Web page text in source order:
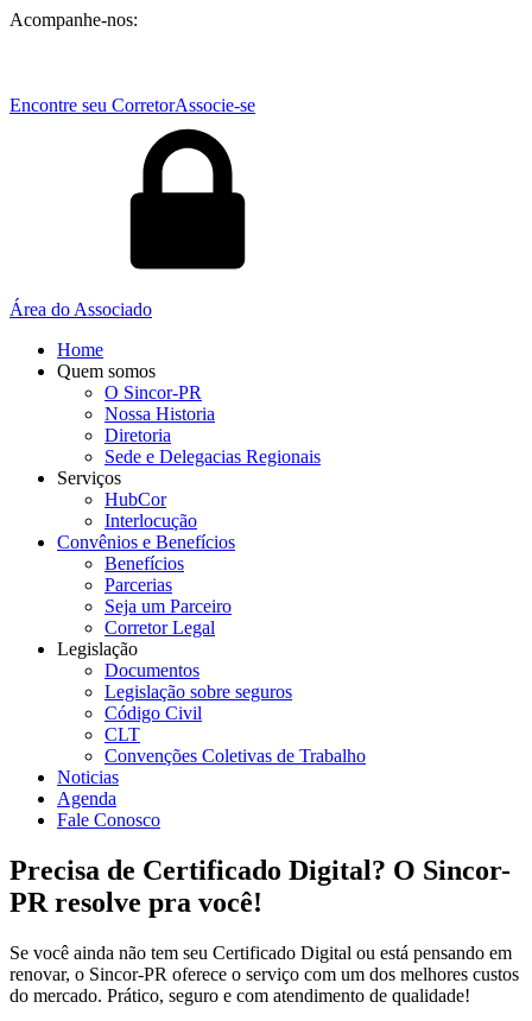
Acompanhe-nos:
Encontre seu CorretorAssocie-se
Área do Associado
Home
Quem somos
O Sincor-PR
Nossa Historia
Diretoria
Sede e Delegacias Regionais
Serviços
HubCor
Interlocução
Convênios e Benefícios
Benefícios
Parcerias
Seja um Parceiro
Corretor Legal
Legislação
Documentos
Legislação sobre seguros
Código Civil
CLT
Convenções Coletivas de Trabalho
Noticias
Agenda
Fale Conosco
Precisa de Certificado Digital? O Sincor-
PR resolve pra você!
Se você ainda não tem seu Certificado Digital ou está pensando em
renovar, o Sincor-PR oferece o serviço com um dos melhores custos
do mercado. Prático, seguro e com atendimento de qualidade!